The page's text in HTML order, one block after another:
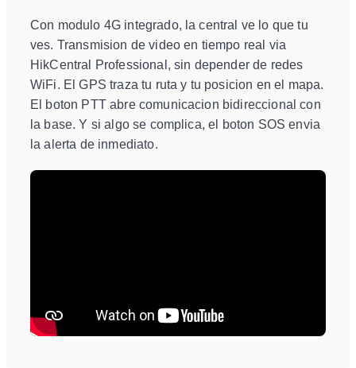
Con modulo 4G integrado, la central ve lo que tu
ves. Transmision de video en tiempo real via
HikCentral Professional, sin depender de redes
WiFi. El GPS traza tu ruta y tu posicion en el mapa.
El boton PTT abre comunicacion bidireccional con
la base. Y si algo se complica, el boton SOS envia
la alerta de inmediato.